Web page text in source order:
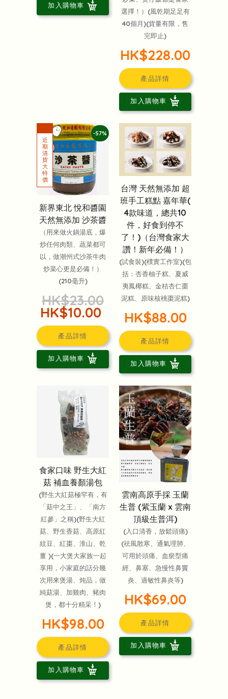
加入購物車
選擇！）(風乾期足足有
40個月)(貨量有限，售
完即止)
HK$228.00
產品詳情
加入購物車
-57%
新界東北 悅和醬園
天然無添加 沙茶醬
（用來做火鍋湯底，爆
炒任何肉類、蔬菜都可
以，做潮州式沙茶牛肉
炒菜心更是必備！）
(210毫升)
HK$23.00
HK$10.00
產品詳情
加入購物車
台灣 天然無添加 超
班手工糕點 嘉年華(
4款味道，總共10
件，好食到停不
了！)（台灣食家大
讚！新年必備！）
(試食裝)(樸實工作室)(包
括：杏香柚子糕、夏威
夷鳳椰糕、金桔杏仁棗
泥糕、原味核桃棗泥糕)
HK$88.00
產品詳情
加入購物車
食家口味 野生大紅
菇 補血養顏湯包
(野生大紅菇極罕有，有
「菇中之王」、「南方
紅參」之稱)(野生大紅
菇、野生香菇、高原紅
紋豆、紅棗、淮山、乾
薑 )(一大煲大家族一起
享用，小家庭的話分幾
次用來煲湯、炖品，做
純菇湯、加雞肉、豬肉
煲，都十分精采！)
HK$98.00
產品詳情
加入購物車
雲南高原手採 玉蘭
生普 (紫玉蘭 x 雲南
頂級生普洱)
(入口清香，放鬆頭痛)
(祛風散寒、通氣理肺、
可用於頭痛、血瘀型痛
經、鼻塞、急慢性鼻竇
炎、過敏性鼻炎等)
HK$69.00
產品詳情
加入購物車